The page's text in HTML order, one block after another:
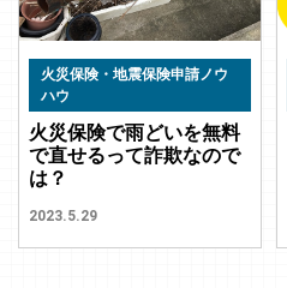
火災保険・地震保険申請ノウ
ハウ
火災保険で雨どいを無料
で直せるって詐欺なので
は？
2023.5.29